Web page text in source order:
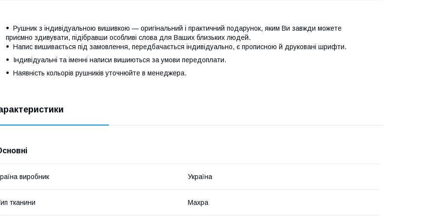
Рушник з індивідуальною вишивкою — оригінальний і практичний подарунок, яким Ви завжди можете
приємно здивувати, підібравши особливі слова для Ваших близьких людей.
Напис вишивається під замовлення, передбачається індивідуально, є прописною й друковані шрифти.
Індивідуальні та іменні написи вишиються за умови передоплати.
Наявність кольорів рушників уточнюйте в менеджера.
виробник Україна
тканини Махра